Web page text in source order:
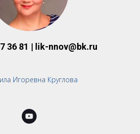
36 81 | lik-nnov@bk.ru
Игоревна Круглова